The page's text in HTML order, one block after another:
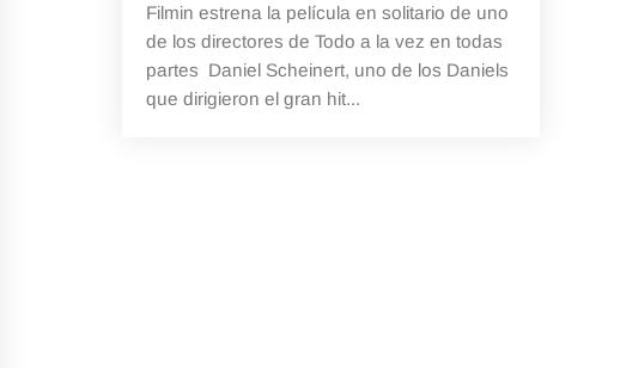
Filmin estrena la película en solitario de uno
de los directores de Todo a la vez en todas
partes Daniel Scheinert, uno de los Daniels
que dirigieron el gran hit...